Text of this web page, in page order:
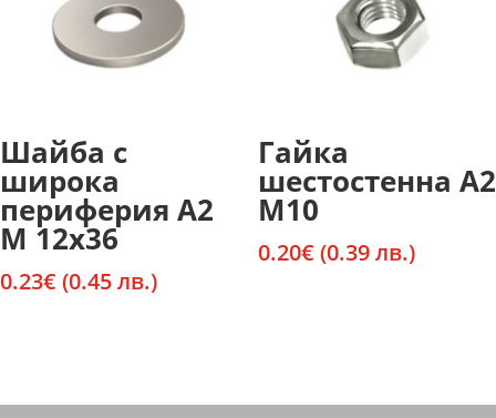
Шайба с
широка
периферия А2
М 12х36
0.23€ (0.45 лв.)
Гайка
шестостенна А2
М10
0.20€ (0.39 лв.)